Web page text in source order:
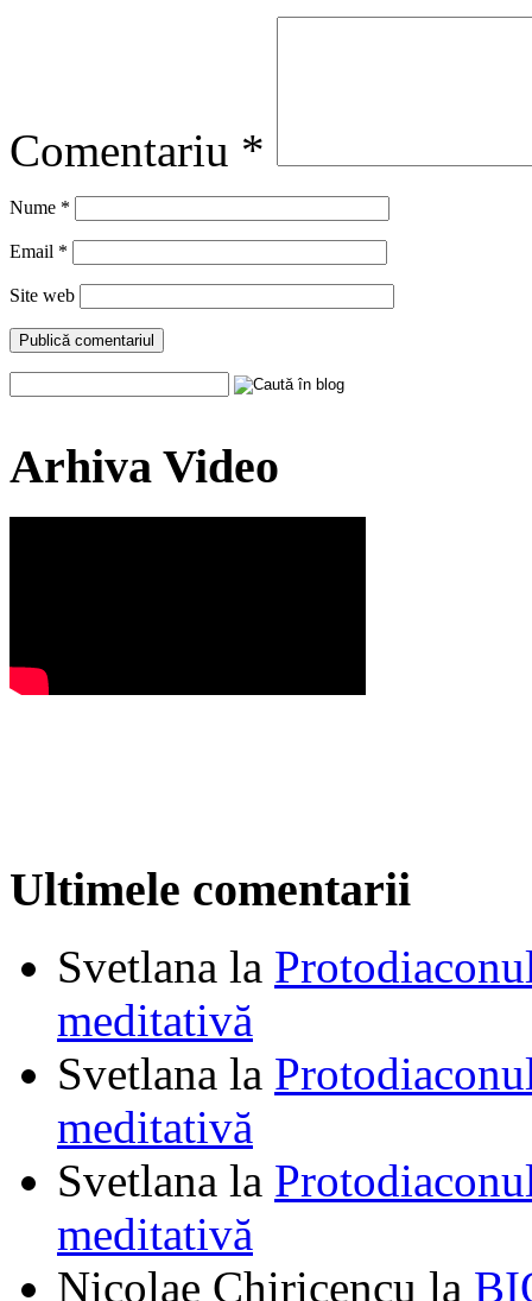
Comentariu *
Nume *
Email *
Site web
Arhiva Video
Ultimele comentarii
Svetlana la
meditativă
Svetlana la
meditativă
Svetlana la
meditativă
Nicolae Chiricencu la